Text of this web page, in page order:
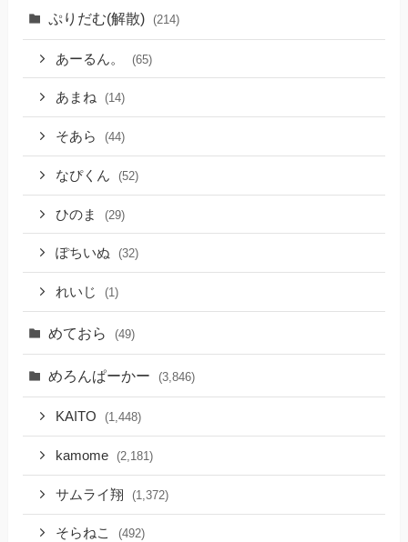
ぷりだむ(解散) (214)
あーるん。 (65)
あまね (14)
そあら (44)
なぴくん (52)
ひのま (29)
ぽちいぬ (32)
れいじ (1)
めておら (49)
めろんぱーかー (3,846)
KAITO (1,448)
kamome (2,181)
サムライ翔 (1,372)
そらねこ (492)